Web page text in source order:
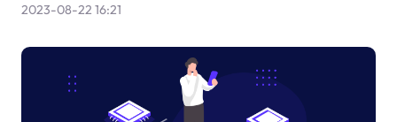
2023-08-22 16:21